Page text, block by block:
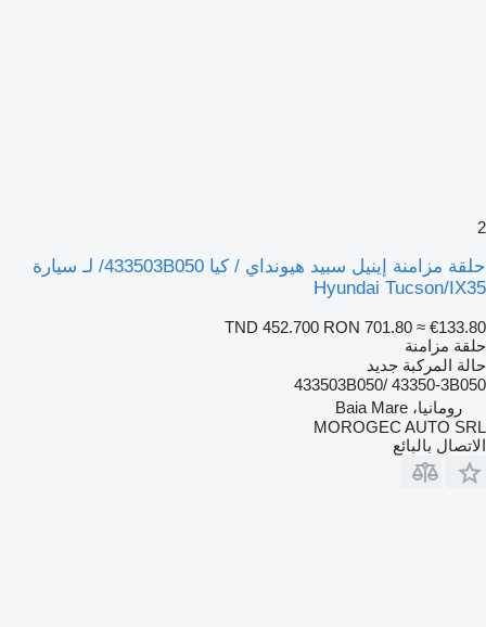
2
حلقة مزامنة إينيل سبيد هيونداي / كيا 433503B050/ لـ سيارة
Hyundai Tucson/IX35
TND 452.700 RON 701.80 ≈ €133.80
حلقة مزامنة
حالة المركبة جديد
433503B050/ 43350-3B050
رومانيا، Baia Mare
MOROGEC AUTO SRL
الاتصال بالبائع